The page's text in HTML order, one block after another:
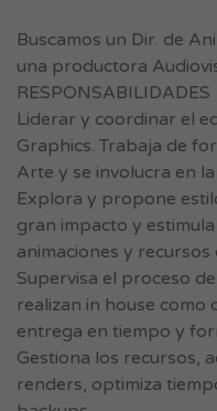
Buscamos un Dir. de
una productora
RESPONSABILIDADES
Liderar y coordinar el
Graphics. Trabaja de
Arte y se involucra en
Explora y propone
gran impacto y
animaciones y recursos
Supervisa el proceso
realizan in house como
entrega en tiempo y
Gestiona los recursos,
renders, optimiza